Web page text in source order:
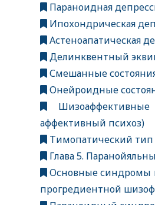
Параноидная
Ипохондрическая
Астеноапатическая
Делинквентный
Смешанные
Онейроидные
Шизоаффективные
аффективный психоз)
Тимопатический
Глава 5.
Основные синдромы
прогредиентной